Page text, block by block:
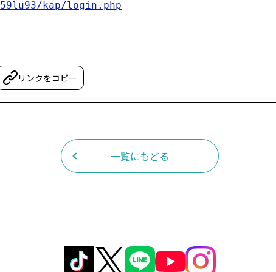
59lu93/kap/login.php
リンクをコピー
一覧にもどる